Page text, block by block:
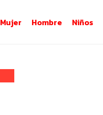
Mujer Hombre Niños